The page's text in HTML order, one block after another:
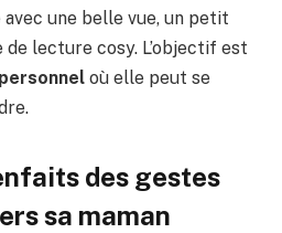
une belle vue, un petit
de lecture cosy. L’objectif est
où elle peut se
des gestes
sa maman